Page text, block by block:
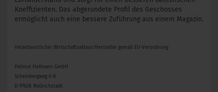
Koeffizienten. Das abgerundete Profil des Geschosses
ermöglicht auch eine bessere Zuführung aus einem Magazin.
Verantwortlicher Wirtschaftsakteur/Hersteller gemäß EU-Verordnung
Helmut Hofmann GmbH
Scheinbergweg 6-8
D-97638 Mellrichstadt